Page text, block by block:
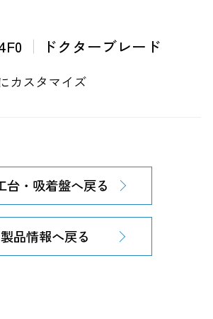
ドクターブレード
カスタマイズ
台・吸着盤へ戻る
製品情報へ戻る